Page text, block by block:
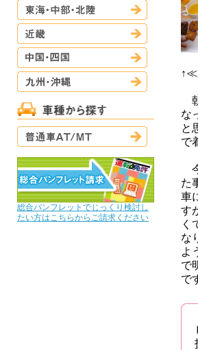
東海・中部
中国・四国
九州・沖縄
普通車AT/
総合パンフレットでじっくり検討し
たい方はこちらからご請求ください
↑≪
な
と
で
た
車
す
く
な
よ
で
で